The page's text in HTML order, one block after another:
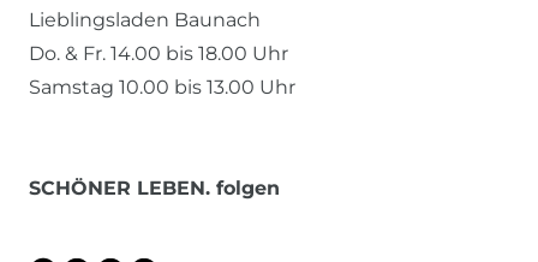
Lieblingsladen Baunach
Do. & Fr. 14.00 bis 18.00 Uhr
Samstag 10.00 bis 13.00 Uhr
SCHÖNER LEBEN. folgen